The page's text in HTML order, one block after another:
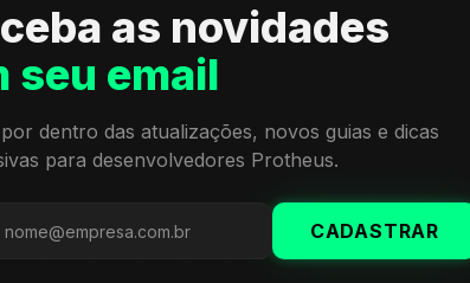
as novidades
seu email
dentro das atualizações, novos guias e dicas
para desenvolvedores Protheus.
CADASTRAR